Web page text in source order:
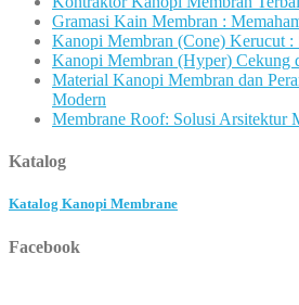
Gramasi Kain Membran :
Kanopi Membran (Cone) Kerucut :
Kanopi Membran (Hyper) Cekung
Material Kanopi Membran dan
Modern
Membrane Roof: Solusi Arsitektur
Katalog
Katalog Kanopi Membrane
Facebook